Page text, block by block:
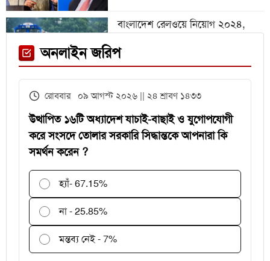
ফেনী স্টেশনে মেঘনা ট্রেনের ইঞ্জিন
বিকল, আড়াই ঘণ্টা আটকা ৮০০ যাত্রী
বাংলাদেশ রেলওয়ে নিয়োগ ২০২৪,
পরীক্ষকদের জন্য সময় বাড়ল ২ দিন
অনলাইন জরিপ
রোববার ০৯ আগস্ট ২০২৬ || ২৪ শ্রাবণ ১৪৩৩
উত্থাপিত ১৬টি অধ্যাদেশ যাচাই-বাছাই ও যুগোপযোগী
করে সংসদে তোলার সরকারি সিদ্ধান্তকে আপনারা কি
সমর্থন করেন ?
হ্যাঁ- 67.15%
না - 25.85%
মন্তব্য নেই - 7%